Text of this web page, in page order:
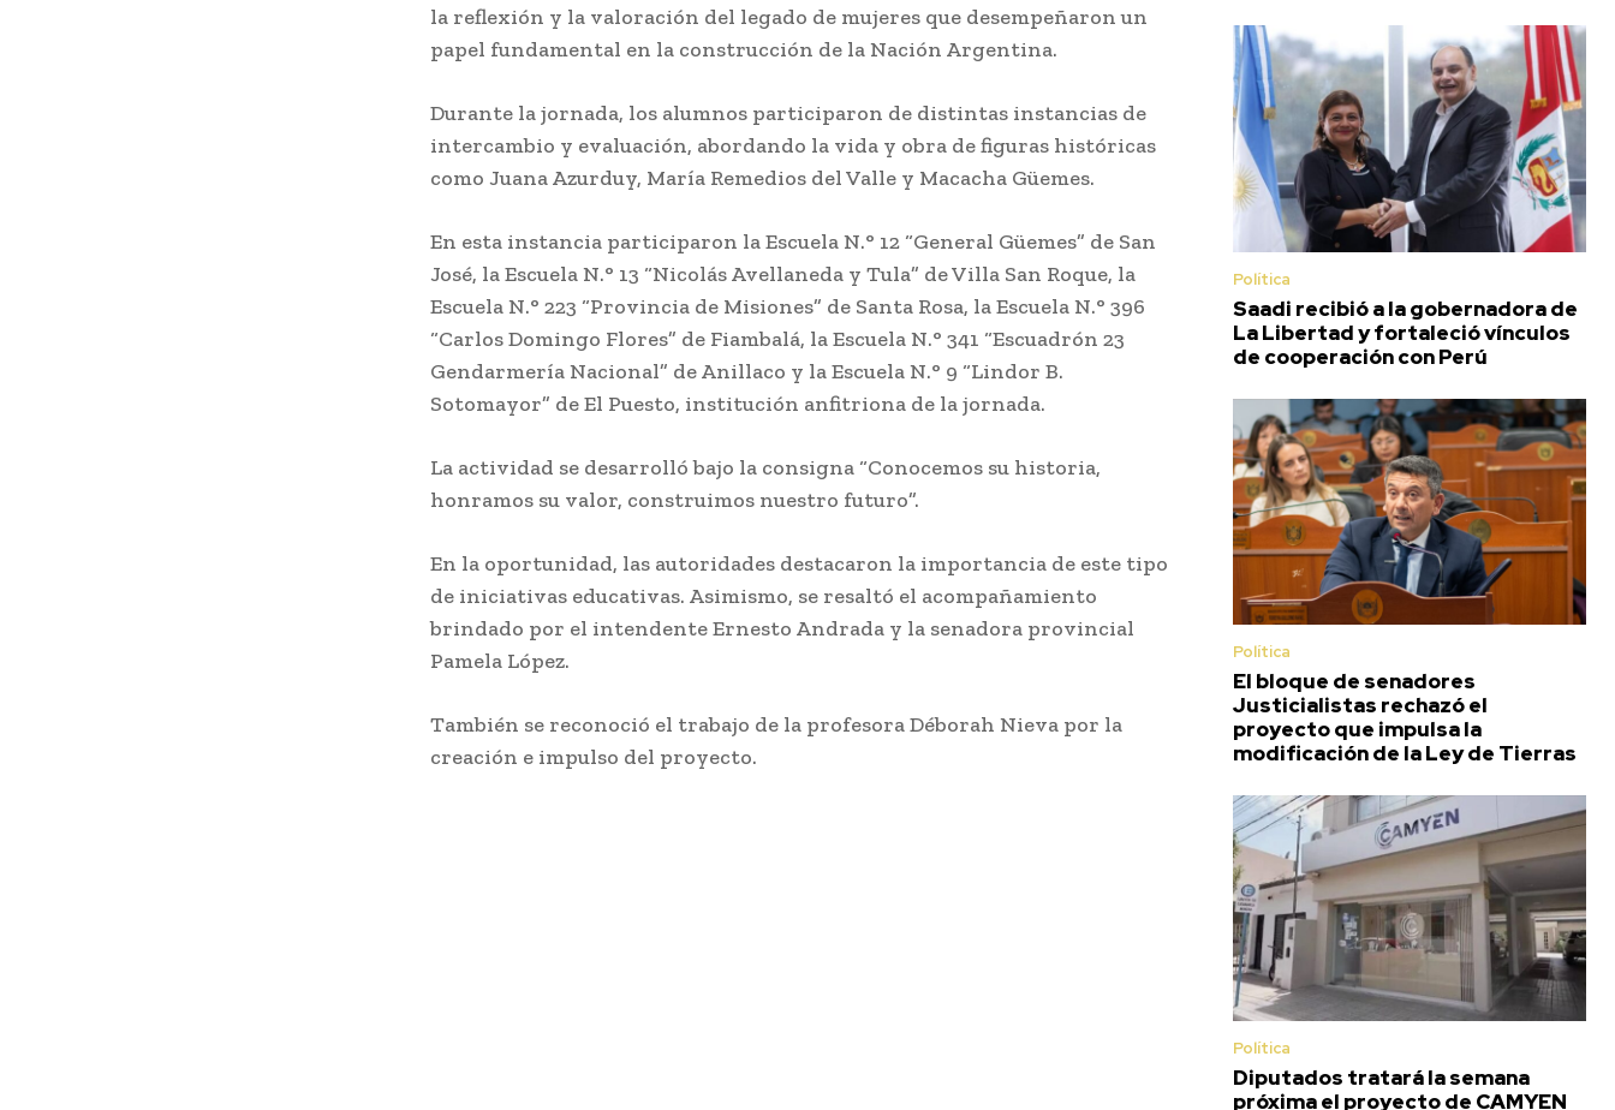
la reflexión y la valoración del legado de mujeres que desempeñaron un
papel fundamental en la construcción de la Nación Argentina.
Durante la jornada, los alumnos participaron de distintas instancias de
intercambio y evaluación, abordando la vida y obra de figuras históricas
como Juana Azurduy, María Remedios del Valle y Macacha Güemes.
En esta instancia participaron la Escuela N.° 12 “General Güemes” de San
José, la Escuela N.° 13 “Nicolás Avellaneda y Tula” de Villa San Roque, la
Escuela N.° 223 “Provincia de Misiones” de Santa Rosa, la Escuela N.° 396
“Carlos Domingo Flores” de Fiambalá, la Escuela N.° 341 “Escuadrón 23
Gendarmería Nacional” de Anillaco y la Escuela N.° 9 “Lindor B.
Sotomayor” de El Puesto, institución anfitriona de la jornada.
La actividad se desarrolló bajo la consigna “Conocemos su historia,
honramos su valor, construimos nuestro futuro”.
En la oportunidad, las autoridades destacaron la importancia de este tipo
de iniciativas educativas. Asimismo, se resaltó el acompañamiento
brindado por el intendente Ernesto Andrada y la senadora provincial
Pamela López.
También se reconoció el trabajo de la profesora Déborah Nieva por la
creación e impulso del proyecto.
Política
Saadi recibió a la gobernadora de
La Libertad y fortaleció vínculos
de cooperación con Perú
Política
El bloque de senadores
Justicialistas rechazó el
proyecto que impulsa la
modificación de la Ley de Tierras
Política
Diputados tratará la semana
próxima el proyecto de CAMYEN